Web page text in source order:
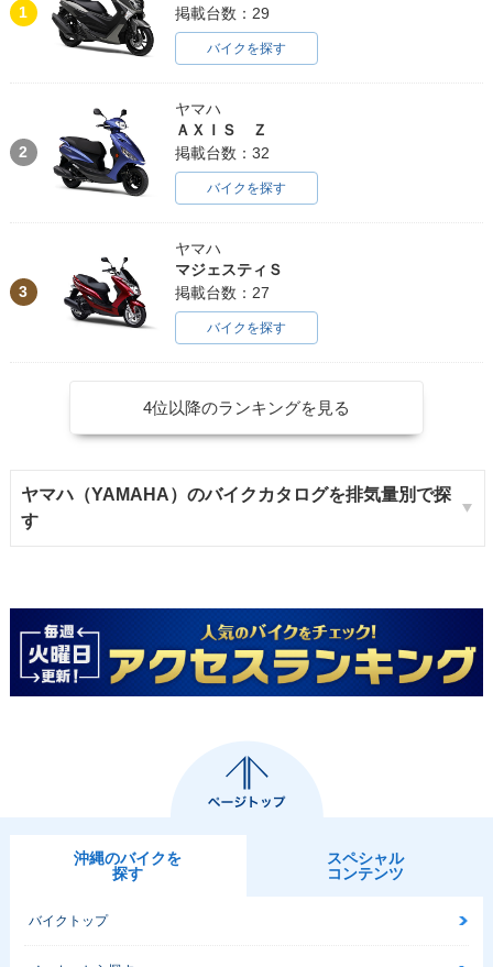
1
掲載台数：29
バイクを探す
2
ヤマハ
ＡＸＩＳ Ｚ
掲載台数：32
バイクを探す
3
ヤマハ
マジェスティＳ
掲載台数：27
バイクを探す
4位以降のランキングを見る
ヤマハ（YAMAHA）のバイクカタログを排気量別で探
す
沖縄のバイクを
探す
スペシャル
コンテンツ
バイクトップ